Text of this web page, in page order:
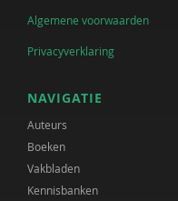
Algemene voorwaarden
Privacyverklaring
NAVIGATIE
Auteurs
Boeken
Vakbladen
Kennisbanken